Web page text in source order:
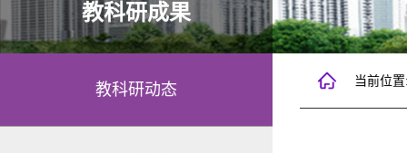
教科研成果
教科研动态 当前位